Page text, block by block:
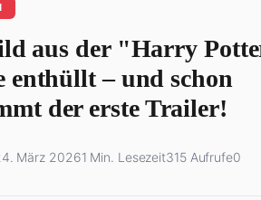
aus der "Harry
enthüllt – und schon
der erste Trailer!
März 20261 Min. Lesezeit315 Aufrufe0